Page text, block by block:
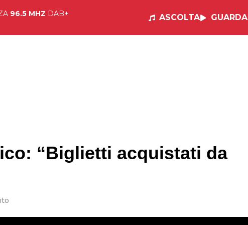
96.5 MHZ DAB+ ASCOLTA GUARDA
“Biglietti acquistati da